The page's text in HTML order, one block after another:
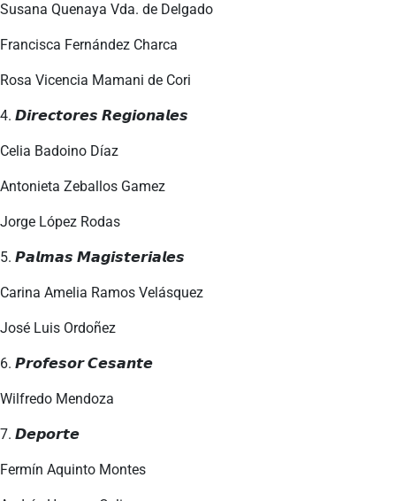
Susana Quenaya Vda. de Delgado
Francisca Fernández Charca
Rosa Vicencia Mamani de Cori
4. 𝘿𝙞𝙧𝙚𝙘𝙩𝙤𝙧𝙚𝙨 𝙍𝙚𝙜𝙞𝙤𝙣𝙖𝙡𝙚𝙨
Celia Badoino Díaz
Antonieta Zeballos Gamez
Jorge López Rodas
5. 𝙋𝙖𝙡𝙢𝙖𝙨 𝙈𝙖𝙜𝙞𝙨𝙩𝙚𝙧𝙞𝙖𝙡𝙚𝙨
Carina Amelia Ramos Velásquez
José Luis Ordoñez
6. 𝙋𝙧𝙤𝙛𝙚𝙨𝙤𝙧 𝘾𝙚𝙨𝙖𝙣𝙩𝙚
Wilfredo Mendoza
7. 𝘿𝙚𝙥𝙤𝙧𝙩𝙚
Fermín Aquinto Montes